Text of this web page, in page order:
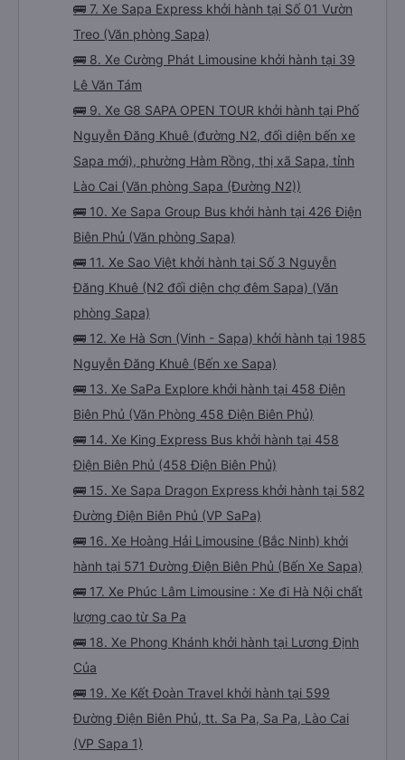
🚌 7. Xe Sapa Express khởi hành tại Số 01 Vườn
Treo (Văn phòng Sapa)
🚌 8. Xe Cường Phát Limousine khởi hành tại 39
Lê Văn Tám
🚌 9. Xe G8 SAPA OPEN TOUR khởi hành tại Phố
Nguyễn Đăng Khuê (đường N2, đối diện bến xe
Sapa mới), phường Hàm Rồng, thị xã Sapa, tỉnh
Lào Cai (Văn phòng Sapa (Đường N2))
🚌 10. Xe Sapa Group Bus khởi hành tại 426 Điện
Biên Phủ (Văn phòng Sapa)
🚌 11. Xe Sao Việt khởi hành tại Số 3 Nguyễn
Đăng Khuê (N2 đối diện chợ đêm Sapa) (Văn
phòng Sapa)
🚌 12. Xe Hà Sơn (Vinh - Sapa) khởi hành tại 1985
Nguyễn Đăng Khuê (Bến xe Sapa)
🚌 13. Xe SaPa Explore khởi hành tại 458 Điện
Biên Phủ (Văn Phòng 458 Điện Biên Phủ)
🚌 14. Xe King Express Bus khởi hành tại 458
Điện Biên Phủ (458 Điện Biên Phủ)
🚌 15. Xe Sapa Dragon Express khởi hành tại 582
Đường Điện Biên Phủ (VP SaPa)
🚌 16. Xe Hoàng Hải Limousine (Bắc Ninh) khởi
hành tại 571 Đường Điện Biên Phủ (Bến Xe Sapa)
🚌 17. Xe Phúc Lâm Limousine : Xe đi Hà Nội chất
lượng cao từ Sa Pa
🚌 18. Xe Phong Khánh khởi hành tại Lương Định
Của
🚌 19. Xe Kết Đoàn Travel khởi hành tại 599
Đường Điện Biên Phủ, tt. Sa Pa, Sa Pa, Lào Cai
(VP Sapa 1)